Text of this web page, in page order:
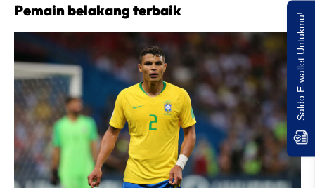
Pemain belakang terbaik
Saldo E-wallet Untukmu!